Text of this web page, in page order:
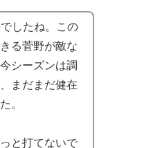
したね。この
る菅野が敵な
シーズンは調
まだまだ健在
。
と打てないで